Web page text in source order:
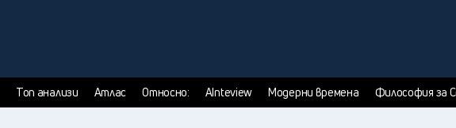
Топ анализи Атлас Относно: AInteview Модерни времена Философия за